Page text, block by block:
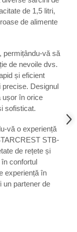
de 1,5 litri,
de alimente
permițându-vă să
de nevoile dvs.
și eficient
precise. Designul
ușor în orice
sofisticat.
vă o experiență
STB-
de rețete și
confortul
experiență în
un partener de